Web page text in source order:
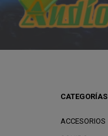
CATEGORÍAS
ACCESORIOS